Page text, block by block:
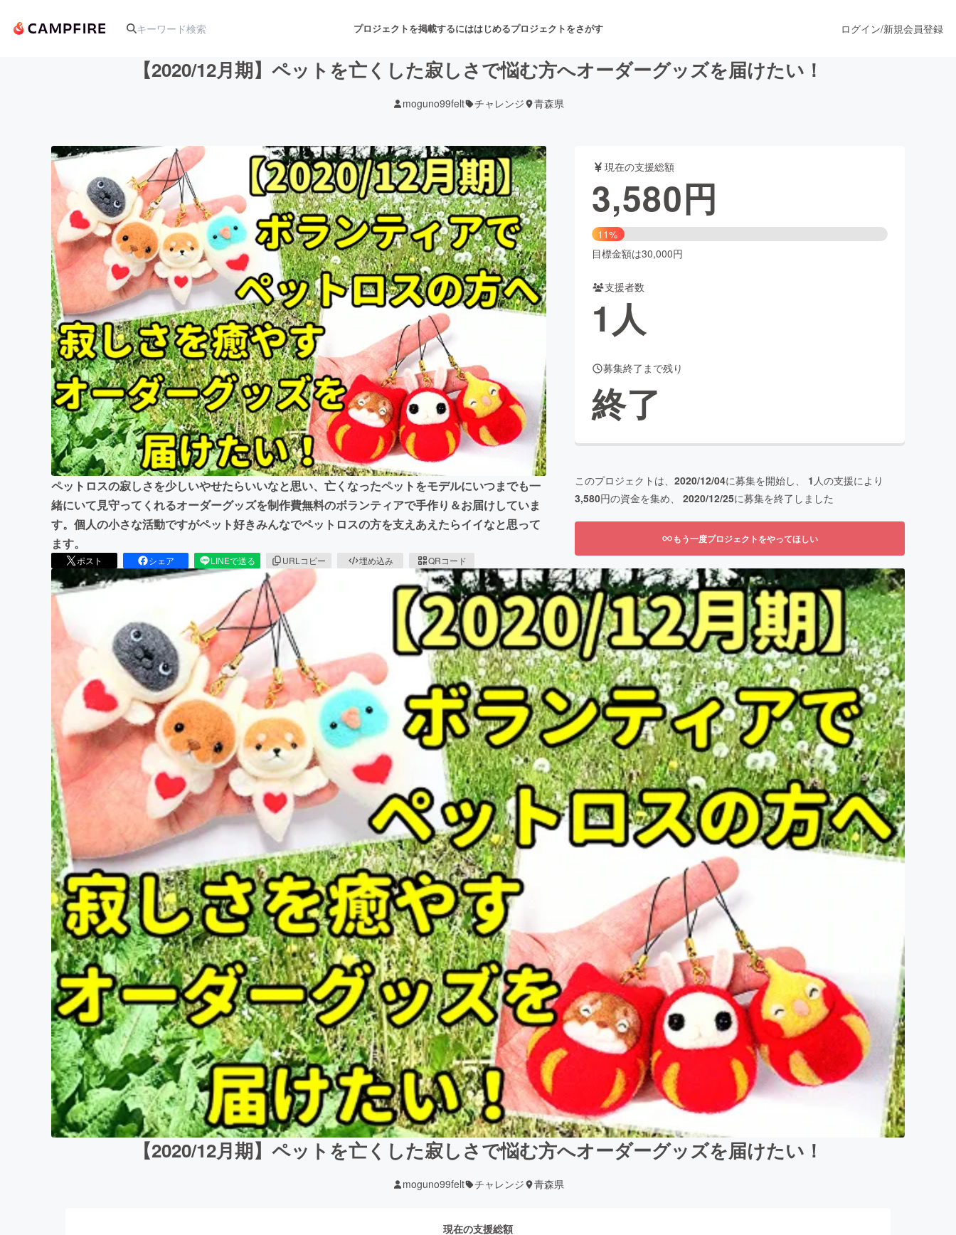
プロジェクトを掲載するにははじめるプロジェクトをさがす
アート・写真 音楽 舞台・パフォーマンス
テクノロジー・ガジェット ゲーム・サービス開発 フード・飲食店
映像・映画 書籍・雑誌出版 アニメ・漫画
ビジネス・起業 チャレンジ ビューティー・ヘルスケア
まちづくり・地域活性化
CAMPFIRE for Social Good
CAMPFIRE Creation
CAMPFIREふるさと納税machi-yaコミュニティ
ログイン/新規会員登録
【2020/12月期】ペットを亡くした寂しさで悩む方へオーダーグッズを届けたい！
moguno99felt チャレンジ 青森県
ペットロスの寂しさを少しいやせたらいいなと思い、亡くなったペットをモデルにいつまでも一
緒にいて見守ってくれるオーダーグッズを制作費無料のボランティアで手作り＆お届けしていま
す。個人の小さな活動ですがペット好きみんなでペットロスの方を支えあえたらイイなと思って
ます。
ポスト シェア LINEで送る URLコピー 埋め込み QRコード
現在の支援総額
3,580円
11%
目標金額は30,000円
支援者数
1人
募集終了まで残り
終了
このプロジェクトは、 2020/12/04に募集を開始し、 1 人の支援により
3,580円の資金を集め、 2020/12/25に募集を終了しました
もう一度プロジェクトをやってほしい
【2020/12月期】ペットを亡くした寂しさで悩む方へオーダーグッズを届けたい！
moguno99felt チャレンジ 青森県
現在の支援総額